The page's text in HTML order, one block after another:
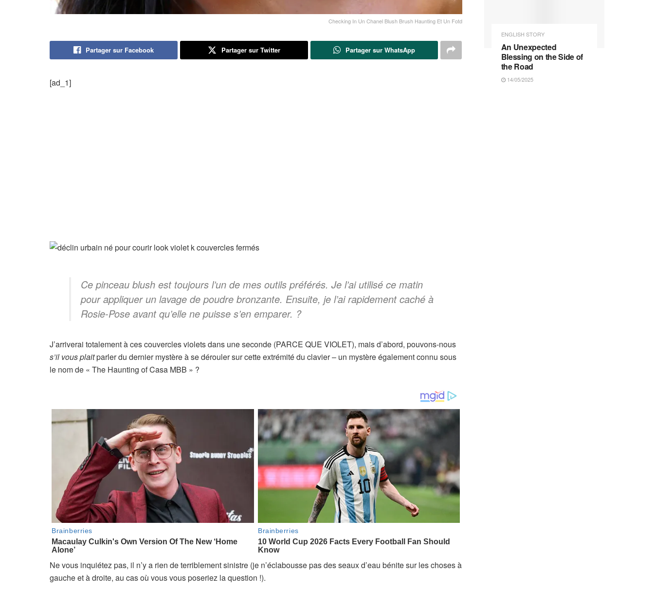
Checking In Un Chanel Blush Brush Haunting Et Un Fotd
Partager sur Facebook Partager sur Twitter Partager sur WhatsApp
[ad_1]
Ce pinceau blush est toujours l’un de mes outils préférés. Je l’ai utilisé ce matin
pour appliquer un lavage de poudre bronzante. Ensuite, je l’ai rapidement caché à
Rosie-Pose avant qu’elle ne puisse s’en emparer. ?
J’arriverai totalement à ces couvercles violets dans une seconde (PARCE QUE VIOLET), mais d’abord, pouvons-nous
s’il vous plaitparler du dernier mystère à se dérouler sur cette extrémité du clavier – un mystère également connu sous
le nom de « The Haunting of Casa MBB » ?
Ne vous inquiétez pas, il n’y a rien de terriblement sinistre (je n’éclabousse pas des seaux d’eau bénite sur les choses à
gauche et à droite, au cas où vous vous poseriez la question !).
ENGLISH STORY
An Unexpected
Blessing on the Side of
the Road
14/05/2025